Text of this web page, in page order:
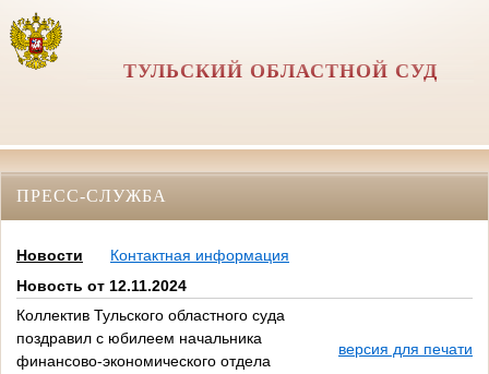
ТУЛЬСКИЙ ОБЛАСТНОЙ СУД
ПРЕСС-СЛУЖБА
Новости
Контактная информация
Новость от 12.11.2024
Коллектив Тульского областного суда
поздравил с юбилеем начальника
финансово-экономического отдела
версия для печати